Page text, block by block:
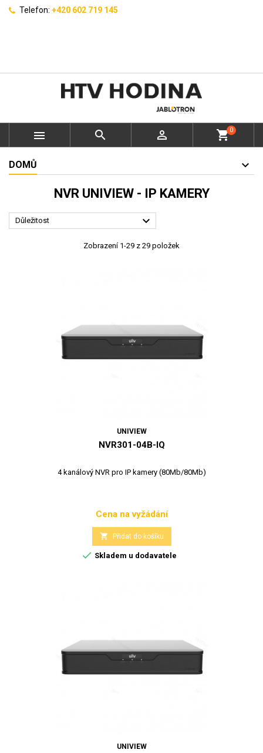
Telefon: +420 602 719 145
   shopping_cart0
DOMŮ
NVR UNIVIEW - IP KAMERY
Důležitost 
Zobrazení 1-29 z 29 položek
UNIVIEW
NVR301-04B-IQ
4 kanálový NVR pro IP kamery (80Mb/80Mb)
Cena
Cena na vyžádání
 Přidat do košíku
 Skladem u dodavatele
UNIVIEW